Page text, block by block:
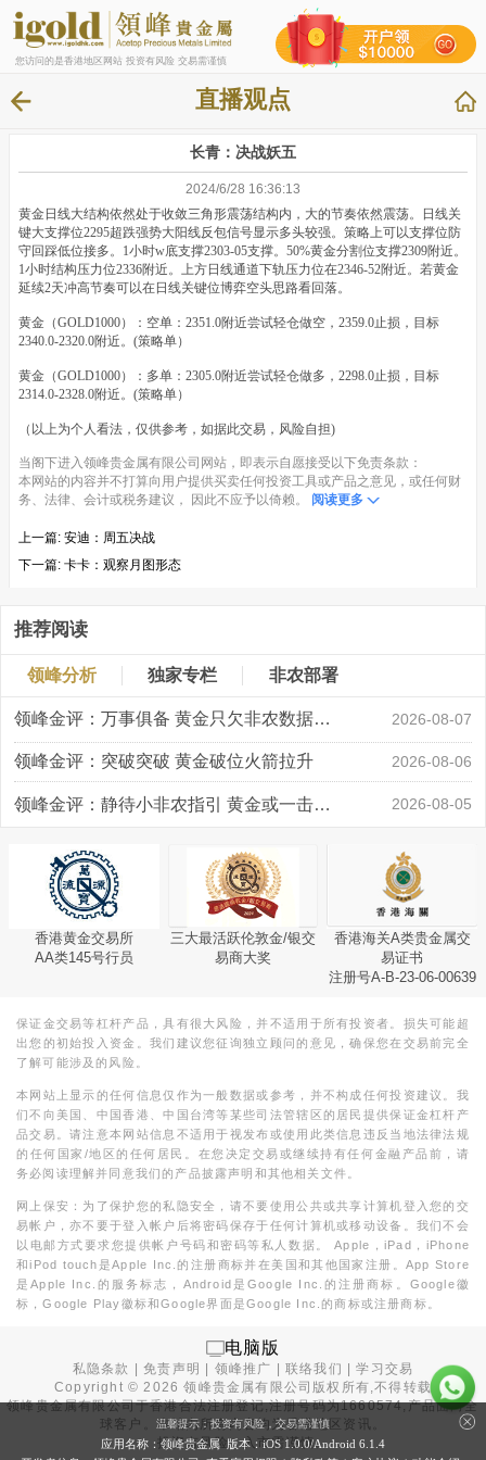
您访问的是香港地区网站 投资有风险 交易需谨慎
直播观点
长青：决战妖五
2024/6/28 16:36:13
黄金日线大结构依然处于收敛三角形震荡结构内，大的节奏依然震荡。日线关
键大支撑位2295超跌强势大阳线反包信号显示多头较强。策略上可以支撑位防
守回踩低位接多。1小时w底支撑2303-05支撑。50%黄金分割位支撑2309附近。
1小时结构压力位2336附近。上方日线通道下轨压力位在2346-52附近。若黄金
延续2天冲高节奏可以在日线关键位博弈空头思路看回落。
黄金（GOLD1000）：空单：2351.0附近尝试轻仓做空，2359.0止损，目标
2340.0-2320.0附近。(策略单）
黄金（GOLD1000）：多单：2305.0附近尝试轻仓做多，2298.0止损，目标
2314.0-2328.0附近。(策略单）
（以上为个人看法，仅供参考，如据此交易，风险自担)
当阁下进入领峰贵金属有限公司网站，即表示自愿接受以下免责条款：
本网站的内容并不打算向用户提供买卖任何投资工具或产品之意见，或任何财
务、法律、会计或税务建议， 因此不应予以倚赖。
阅读更多
上一篇: 安迪：周五决战
下一篇: 卡卡：观察月图形态
推荐阅读
领峰分析 独家专栏 非农部署
领峰金评：万事俱备 黄金只欠非农数据“东风” 2026-08-07
领峰金评：突破突破 黄金破位火箭拉升 2026-08-06
领峰金评：静待小非农指引 黄金或一击破局 2026-08-05
香港黄金交易所
AA类145号行员
三大最活跃伦敦金/银交
易商大奖
香港海关A类贵金属交
易证书
注册号A-B-23-06-00639
保证金交易等杠杆产品，具有很大风险，并不适用于所有投资者。损失可能超
出您的初始投入资金。我们建议您征询独立顾问的意见，确保您在交易前完全
了解可能涉及的风险。
本网站上显示的任何信息仅作为一般数据或参考，并不构成任何投资建议。我
们不向美国、中国香港、中国台湾等某些司法管辖区的居民提供保证金杠杆产
品交易。请注意本网站信息不适用于视发布或使用此类信息违反当地法律法规
的任何国家/地区的任何居民。在您决定交易或继续持有任何金融产品前，请
务必阅读理解并同意我们的产品披露声明和其他相关文件。
网上保安：为了保护您的私隐安全，请不要使用公共或共享计算机登入您的交
易帐户，亦不要于登入帐户后将密码保存于任何计算机或移动设备。我们不会
以电邮方式要求您提供帐户号码和密码等私人数据。 Apple，iPad，iPhone
和iPod touch是Apple Inc.的注册商标并在美国和其他国家注册。App Store
是Apple Inc.的服务标志，Android是Google Inc.的注册商标。Google徽
标，Google Play徽标和Google界面是Google Inc.的商标或注册商标。
电脑版
私隐条款 |免责声明 领峰推广 |联络我们 |学习交易
Copyright ©2026 领峰贵金属有限公司版权所有,不得转载
领峰贵金属有限公司于香港合法注册登记,注册号码为1660574,产品面向全
球客户。本站内所有内容均为香港地区资讯。
投资有风险，入市需谨慎。
温馨提示：投资有风险，交易需谨慎
应用名称：领峰贵金属 版本：iOS 1.0.0/Android 6.1.4